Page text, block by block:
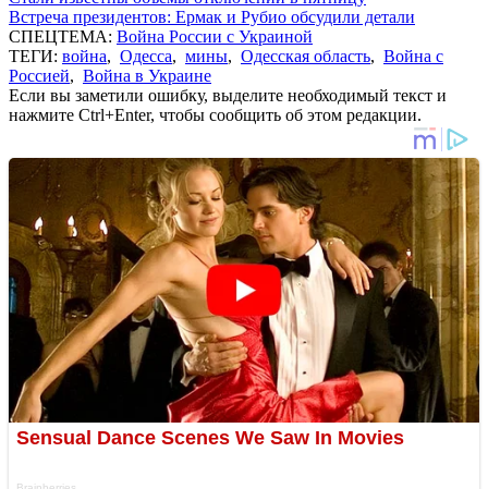
Встреча президентов: Ермак и Рубио обсудили детали
СПЕЦТЕМА: Война России с Украиной
ТЕГИ: война, Одесса, мины, Одесская область, Война с
Россией, Война в Украине
Если вы заметили ошибку, выделите необходимый текст и
нажмите Ctrl+Enter, чтобы сообщить об этом редакции.